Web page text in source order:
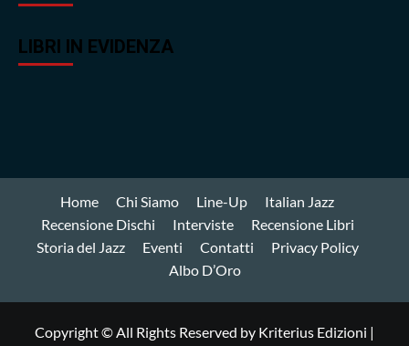
LIBRI IN EVIDENZA
Home Chi Siamo Line-Up
Italian Jazz
Recensione Dischi
Interviste
Recensione Libri
Storia del Jazz
Eventi Contatti
Privacy Policy
Albo D’Oro
Copyright © All Rights Reserved by Kriterius Edizioni |